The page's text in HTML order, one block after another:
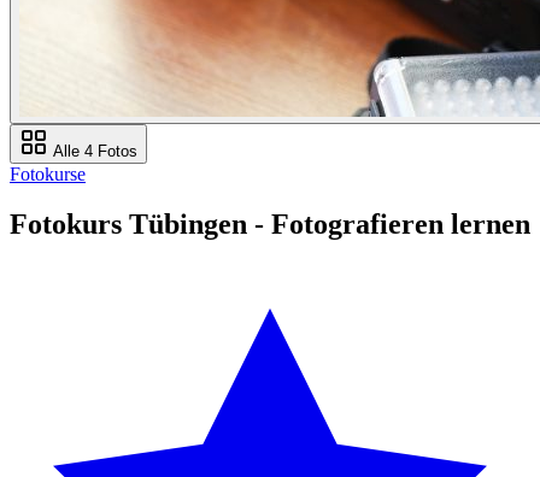
Alle 4 Fotos
Fotokurse
Fotokurs Tübingen - Fotografieren lernen